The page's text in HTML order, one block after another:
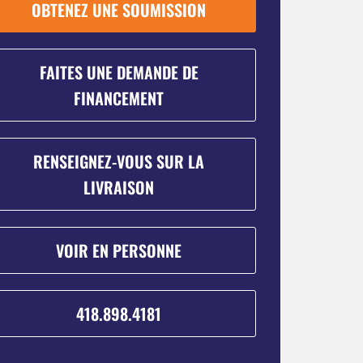
OBTENEZ UNE SOUMISSION
FAITES UNE DEMANDE DE
FINANCEMENT
RENSEIGNEZ-VOUS SUR LA
LIVRAISON
VOIR EN PERSONNE
418.898.4181